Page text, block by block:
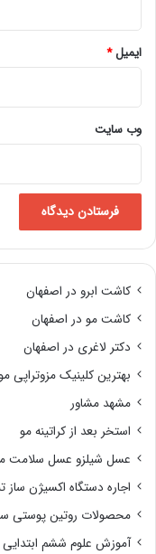
ایمیل*
وب‌ سایت
کاشت ابرو در اصفهان
کاشت مو در اصفهان
دکتر لاغری در اصفهان
بهترین کلینیک مزوتراپی
مشهد مشاور
استخر بعد از کراتینه مو
عسل شیلزو عسل سلامت
اجاره دستگاه اکسیژن ساز
محصولات روتین پوستی
آموزش علوم ششم ابتدایی